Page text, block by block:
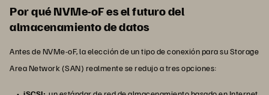
Por qué NVMe-oF es el futuro del
almacenamiento de datos
Antes de NVMe-oF, la elección de un tipo de conexión para su Storage
Area Network (SAN) realmente se redujo a tres opciones: